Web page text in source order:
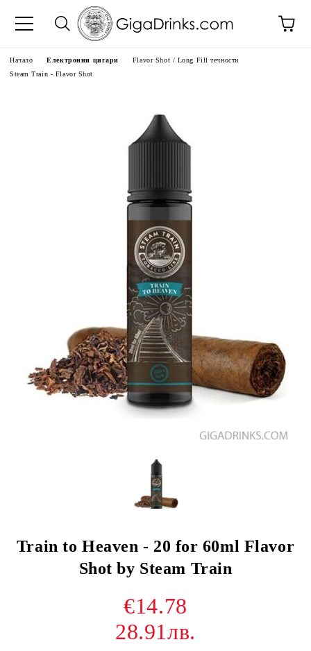
Начало Електронни цигари
Flavor Shot / Long Fill течности
Steam Train - Flavor Shot
Train to Heaven - 20 for 60ml Flavor
Shot by Steam Train
€14.78
28.91лв.